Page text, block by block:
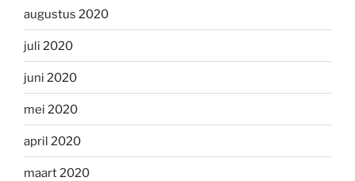
augustus 2020
juli 2020
juni 2020
mei 2020
april 2020
maart 2020